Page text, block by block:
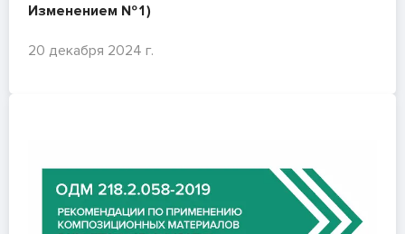
Изменением №1)
20 декабря 2024 г.